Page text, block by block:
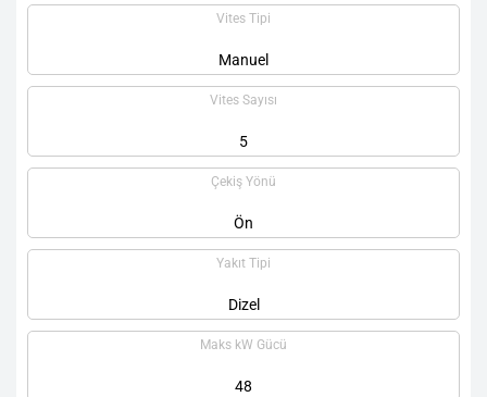
Vites Tipi
Manuel
Vites Sayısı
5
Çekiş Yönü
Ön
Yakıt Tipi
Dizel
Maks kW Gücü
48